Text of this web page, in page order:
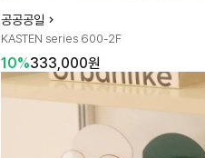
공공공일
KASTEN series 600-2F
10%333,000원